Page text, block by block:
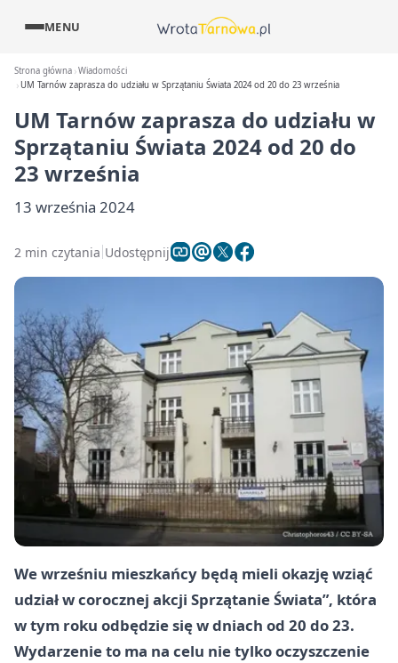
MENU
Strona główna Wiadomości
UM Tarnów zaprasza do udziału w Sprzątaniu Świata 2024 od 20 do 23 września
UM Tarnów zaprasza do udziału w
Sprzątaniu Świata 2024 od 20 do
23 września
13 września 2024
2 min czytania Udostępnij
We wrześniu mieszkańcy będą mieli okazję wziąć
udział w corocznej akcji Sprzątanie Świata”, która
w tym roku odbędzie się w dniach od 20 do 23.
Wydarzenie to ma na celu nie tylko oczyszczenie